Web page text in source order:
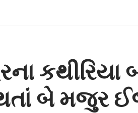
કથીરિયા
થતાં બે મજુર